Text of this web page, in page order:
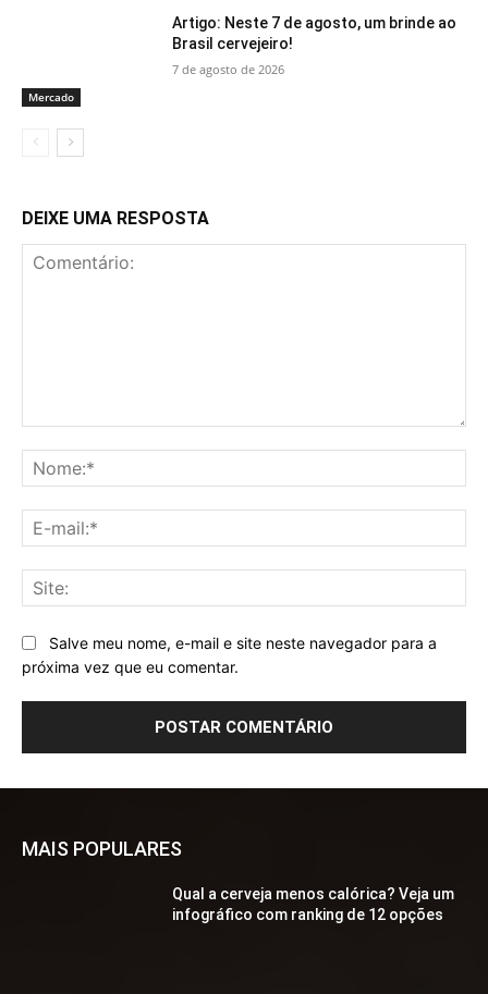
Mercado
Artigo: Neste 7 de agosto, um brinde ao
Brasil cervejeiro!
7 de agosto de 2026
DEIXE UMA RESPOSTA
Salve meu nome, e-mail e site neste navegador para a
próxima vez que eu comentar.
MAIS POPULARES
Qual a cerveja menos calórica? Veja um
infográfico com ranking de 12 opções